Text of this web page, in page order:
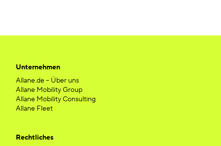
Unternehmen
Allane.de – Über uns
Allane Mobility Group
Allane Mobility Consulting
Allane Fleet
Rechtliches